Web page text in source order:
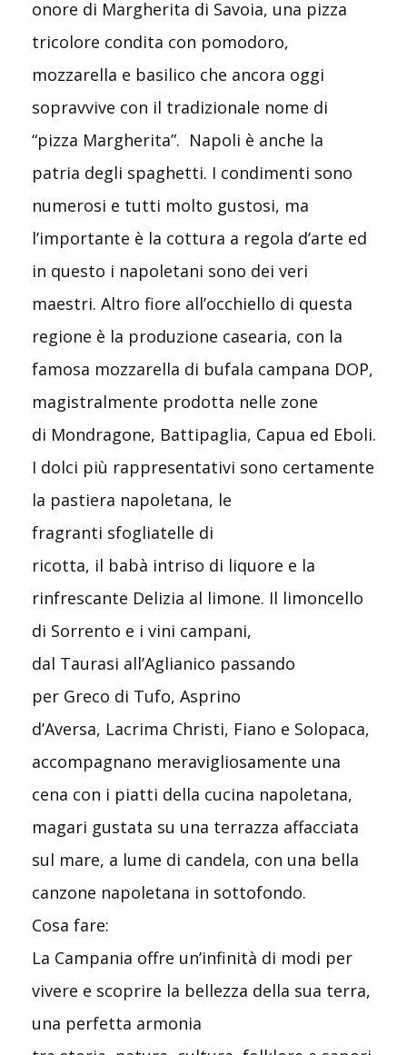
onore di Margherita di Savoia, una pizza
tricolore condita con pomodoro,
mozzarella e basilico che ancora oggi
sopravvive con il tradizionale nome di
“pizza Margherita”. Napoli è anche la
patria degli spaghetti. I condimenti sono
numerosi e tutti molto gustosi, ma
l’importante è la cottura a regola d’arte ed
in questo i napoletani sono dei veri
maestri. Altro fiore all’occhiello di questa
regione è la produzione casearia, con la
famosa mozzarella di bufala campana DOP,
magistralmente prodotta nelle zone
di Mondragone, Battipaglia, Capua ed Eboli.
I dolci più rappresentativi sono certamente
la pastiera napoletana, le
fragranti sfogliatelle di
ricotta, il babà intriso di liquore e la
rinfrescante Delizia al limone. Il limoncello
di Sorrento e i vini campani,
dal Taurasi all’Aglianico passando
per Greco di Tufo, Asprino
d’Aversa, Lacrima Christi, Fiano e Solopaca,
accompagnano meravigliosamente una
cena con i piatti della cucina napoletana,
magari gustata su una terrazza affacciata
sul mare, a lume di candela, con una bella
canzone napoletana in sottofondo.
Cosa fare:
La Campania offre un’infinità di modi per
vivere e scoprire la bellezza della sua terra,
una perfetta armonia